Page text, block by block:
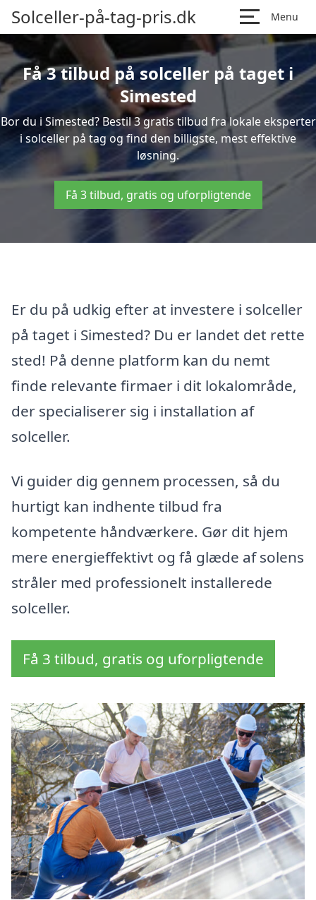
Solceller-på-tag-pris.dk Menu
Få 3 tilbud på solceller på taget i
Simested
Bor du i Simested? Bestil 3 gratis tilbud fra lokale eksperter
i solceller på tag og find den billigste, mest effektive
løsning.
Få 3 tilbud, gratis og uforpligtende
Er du på udkig efter at investere i solceller
på taget i Simested? Du er landet det rette
sted! På denne platform kan du nemt
finde relevante firmaer i dit lokalområde,
der specialiserer sig i installation af
solceller.
Vi guider dig gennem processen, så du
hurtigt kan indhente tilbud fra
kompetente håndværkere. Gør dit hjem
mere energieffektivt og få glæde af solens
stråler med professionelt installerede
solceller.
Få 3 tilbud, gratis og uforpligtende